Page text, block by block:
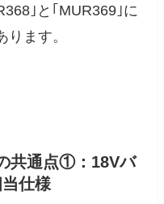
｣と｢MUR369｣に
ます。
共通点①：18Vバ
仕様